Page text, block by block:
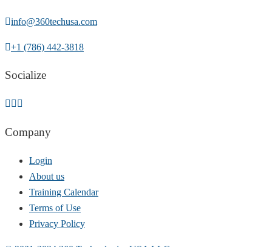
info@360techusa.com
+1 (786) 442-3818
Socialize
Company
Login
About us
Training Calendar
Terms of Use
Privacy Policy